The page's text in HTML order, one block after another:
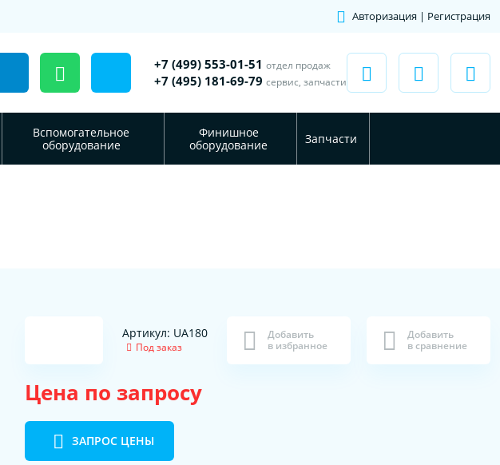
Авторизация | Регистрация
+7 (499) 553-01-51 отдел продаж
+7 (495) 181-69-79 сервис, запчасти
Вспомогательное
оборудование
Финишное
оборудование
Запчасти
Артикул: UA180
Под заказ
Добавить
в избранное
Добавить
в сравнение
Цена по запросу
ЗАПРОС ЦЕНЫ